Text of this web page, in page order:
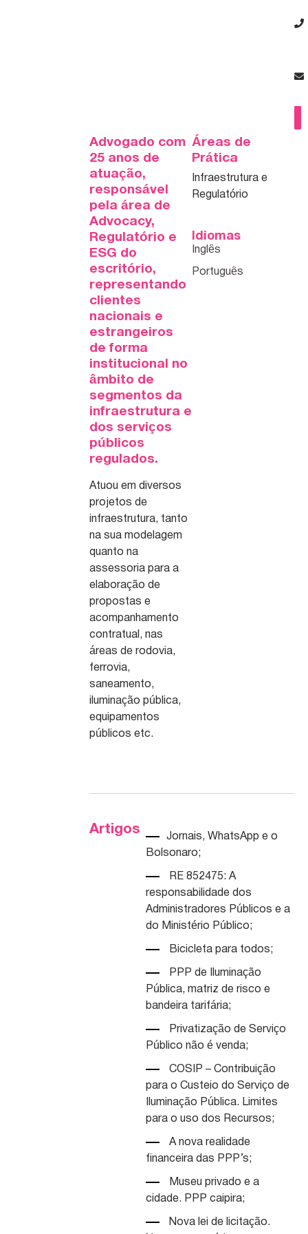
Advogado com
25 anos de
atuação,
responsável
pela área de
Advocacy,
Regulatório e
ESG do
escritório,
representando
clientes
nacionais e
estrangeiros
de forma
institucional no
âmbito de
segmentos da
infraestrutura e
dos serviços
públicos
regulados.
Atuou em diversos
projetos de
infraestrutura, tanto
na sua modelagem
quanto na
assessoria para a
elaboração de
propostas e
acompanhamento
contratual, nas
áreas de rodovia,
ferrovia,
saneamento,
iluminação pública,
equipamentos
públicos etc.
Áreas de
Prática
Infraestrutura e
Regulatório
Idiomas
Artigos
Jornais, WhatsApp e o
Bolsonaro;
RE 852475: A
responsabilidade dos
Administradores Públicos e a
do Ministério Público;
Bicicleta para todos;
PPP de Iluminação
Pública, matriz de risco e
bandeira tarifária;
Privatização de Serviço
Público não é venda;
COSIP – Contribuição
para o Custeio do Serviço de
Iluminação Pública. Limites
para o uso dos Recursos;
A nova realidade
financeira das PPP’s;
Museu privado e a
cidade. PPP caipira;
Nova lei de licitação.